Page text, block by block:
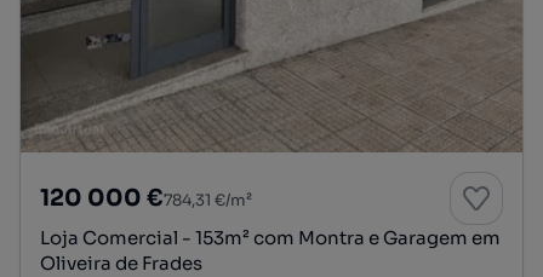
120 000 €784,31 €/m²
Loja Comercial - 153m² com Montra e Garagem em
Oliveira de Frades